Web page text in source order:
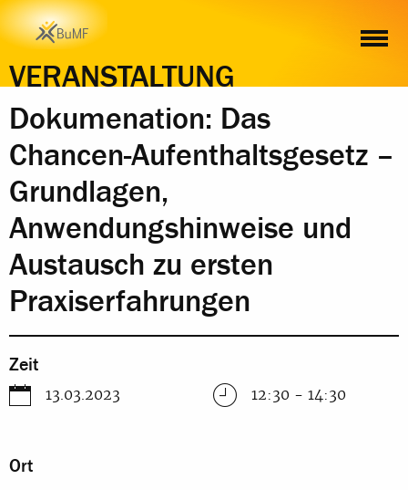
VERANSTALTUNG
ZEIT ORT
Dokumenation: Das
Chancen-Aufenthaltsgesetz –
Grundlagen,
Anwendungshinweise und
Austausch zu ersten
Praxiserfahrungen
Zeit
13.03.2023 12:30 - 14:30
Ort